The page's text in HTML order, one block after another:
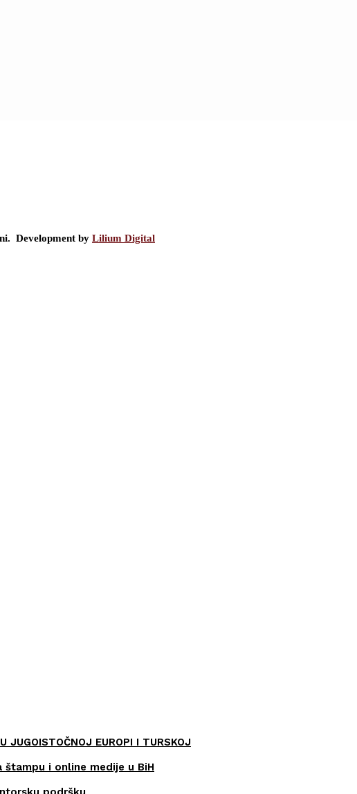
Development by Lilium Digital
JUGOISTOČNOJ EUROPI I TURSKOJ
i online medije u BiH